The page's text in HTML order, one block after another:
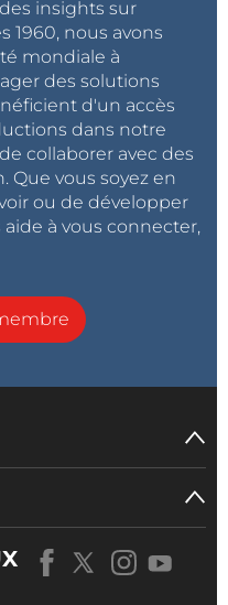
insights sur
1960, nous avons
mondiale à
des solutions
d'un accès
dans notre
collaborer avec des
Que vous soyez en
ou de développer
à vous connecter,